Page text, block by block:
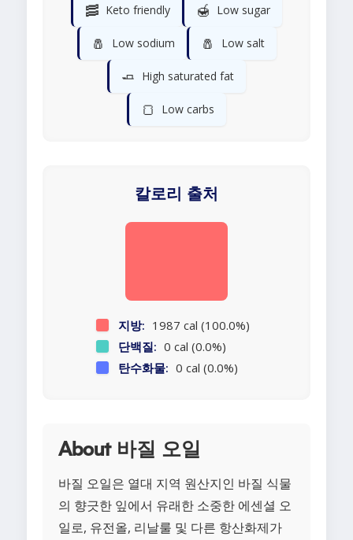
🥓 Keto friendly 🍯 Low sugar
🧂 Low sodium 🧂 Low salt
🧈 High saturated fat
🍞 Low carbs
칼로리 출처
지방: 1987 cal (100.0%)
단백질: 0 cal (0.0%)
탄수화물: 0 cal (0.0%)
About 바질 오일
바질 오일은 열대 지역 원산지인 바질 식물
의 향긋한 잎에서 유래한 소중한 에센셜 오
일로, 유전올, 리날룰 및 다른 항산화제가